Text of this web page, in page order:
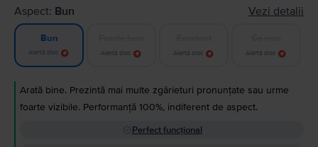
Aspect: Bun Vezi detalii
Bun
Alertă stoc Alertă stoc Alertă stoc Alertă stoc
Arată bine. Prezintă mai multe zgârieturi pronunțate sau urme
foarte vizibile. Performanță 100%, indiferent de aspect.
Perfect funcțional